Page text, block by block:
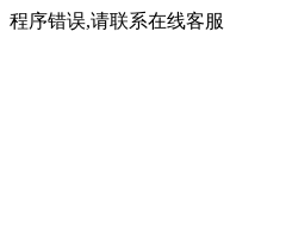
程序错误,请联系在线客服